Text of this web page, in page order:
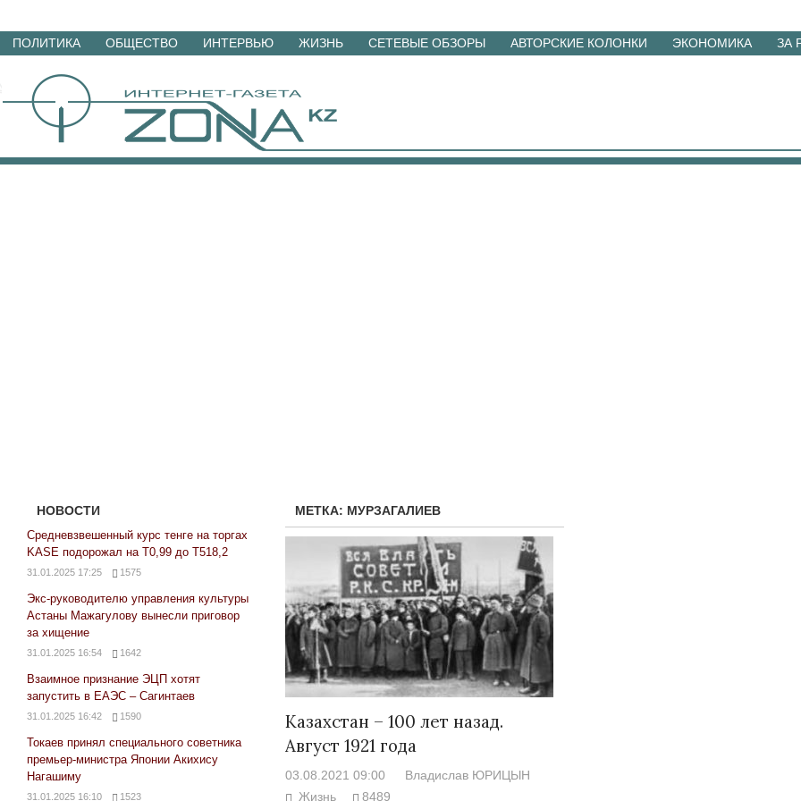
Перейти
материалам
ПОЛИТИКА ОБЩЕСТВО ИНТЕРВЬЮ ЖИЗНЬ СЕТЕВЫЕ ОБЗОРЫ АВТОРСКИЕ КОЛОНКИ ЭКОНОМИКА ЗА
МЕТКА: МУРЗАГАЛИЕВ
Казахстан – 100 лет назад.
Август 1921 года
03.08.2021 09:00
Владислав ЮРИЦЫН
Жизнь
8489
НОВОСТИ
Средневзвешенный курс тенге на торгах
KASE подорожал на Т0,99 до Т518,2
31.01.2025 17:25 1575
Экс-руководителю управления культуры
Астаны Мажагулову вынесли приговор
за хищение
31.01.2025 16:54 1642
Взаимное признание ЭЦП хотят
запустить в ЕАЭС – Сагинтаев
31.01.2025 16:42 1590
Токаев принял специального советника
премьер-министра Японии Акихису
Нагашиму
31.01.2025 16:10 1523
Народ выбрал свет
Странная